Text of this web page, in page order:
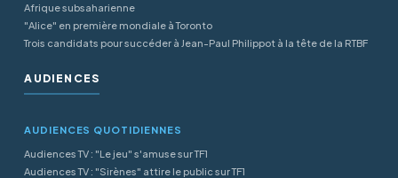
Afrique subsaharienne
"Alice" en première mondiale à Toronto
Trois candidats pour succéder à Jean-Paul Philippot à la tête de la RTBF
AUDIENCES
AUDIENCES QUOTIDIENNES
Audiences TV : "Le jeu" s'amuse sur TF1
Audiences TV : "Sirènes" attire le public sur TF1